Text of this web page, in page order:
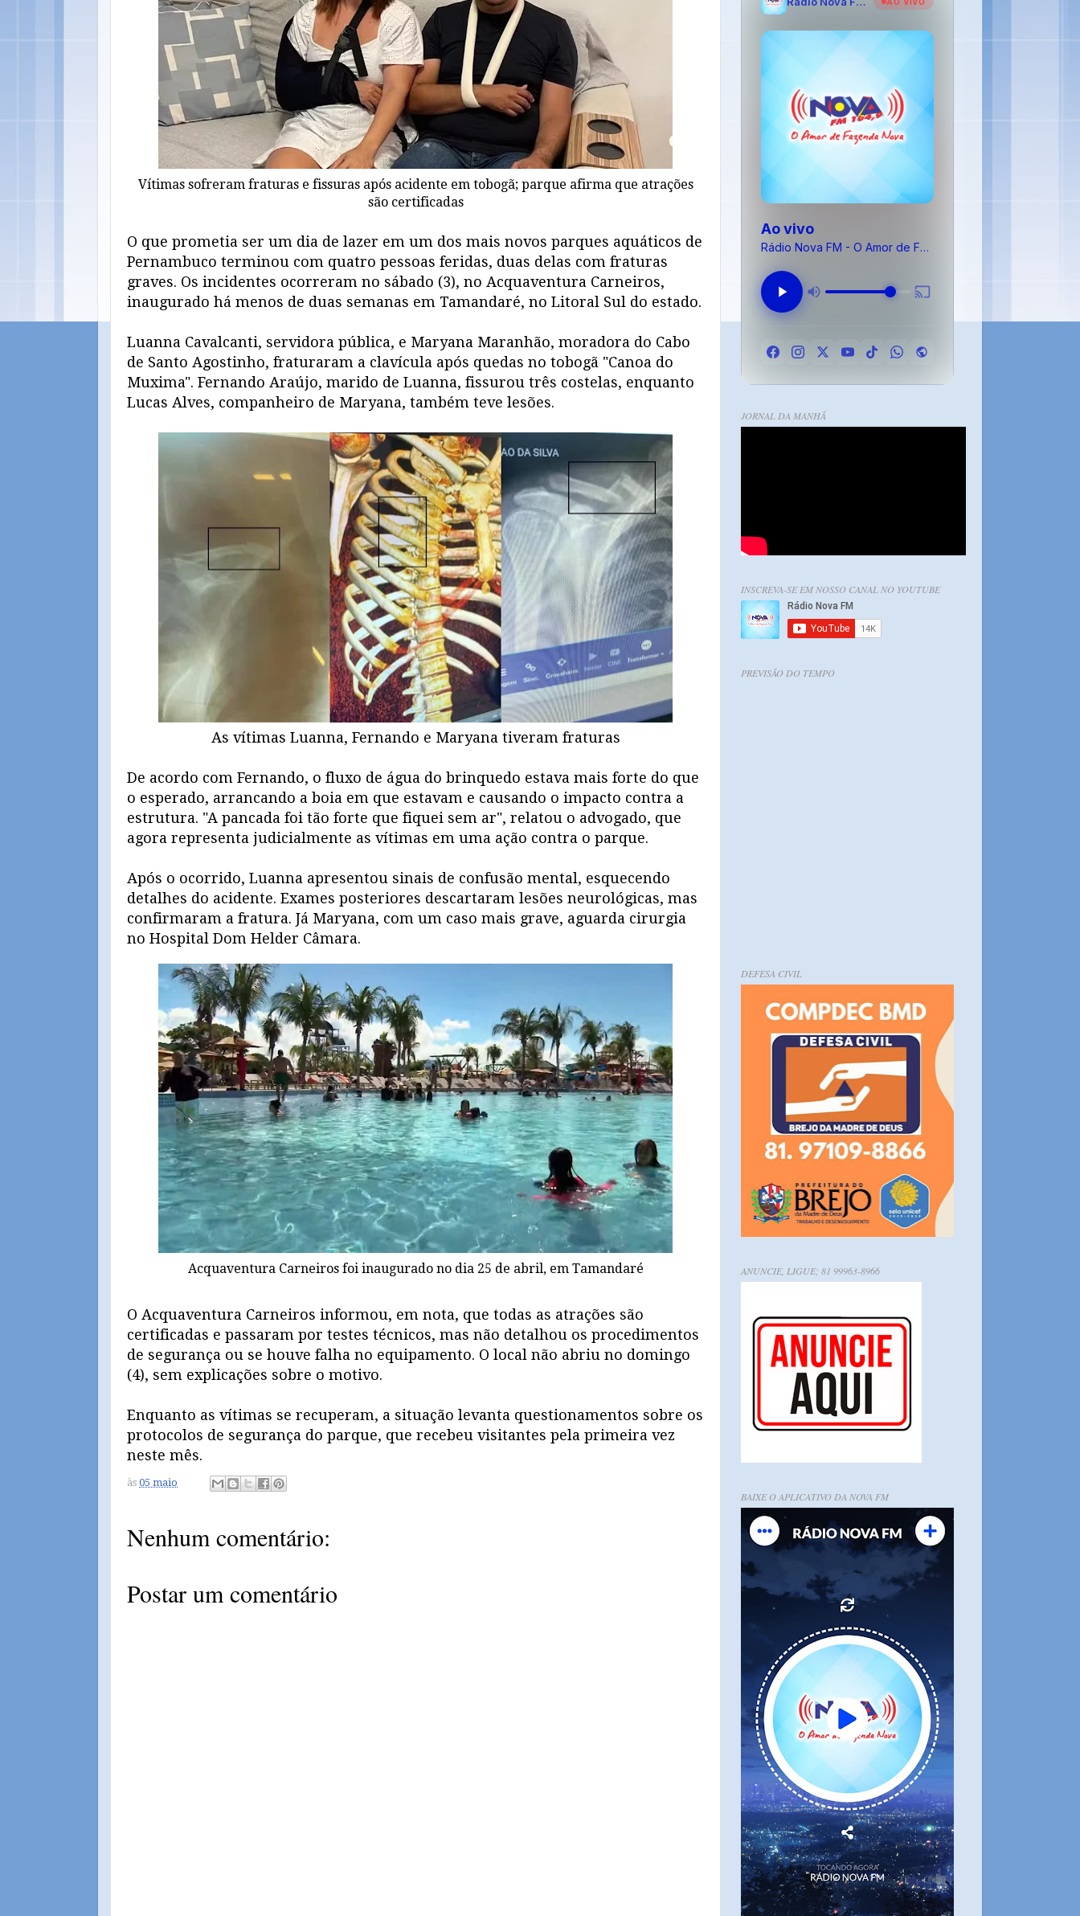
Vítimas sofreram fraturas e fissuras após acidente em tobogã; parque afirma que atrações
são certificadas
O que prometia ser um dia de lazer em um dos mais novos parques aquáticos de
Pernambuco terminou com quatro pessoas feridas, duas delas com fraturas
graves. Os incidentes ocorreram no sábado (3), no Acquaventura Carneiros,
inaugurado há menos de duas semanas em Tamandaré, no Litoral Sul do estado.
Luanna Cavalcanti, servidora pública, e Maryana Maranhão, moradora do Cabo
de Santo Agostinho, fraturaram a clavícula após quedas no tobogã "Canoa do
Muxima". Fernando Araújo, marido de Luanna, fissurou três costelas, enquanto
Lucas Alves, companheiro de Maryana, também teve lesões.
As vítimas Luanna, Fernando e Maryana tiveram fraturas
De acordo com Fernando, o fluxo de água do brinquedo estava mais forte do que
o esperado, arrancando a boia em que estavam e causando o impacto contra a
estrutura. "A pancada foi tão forte que fiquei sem ar", relatou o advogado, que
agora representa judicialmente as vítimas em uma ação contra o parque.
Após o ocorrido, Luanna apresentou sinais de confusão mental, esquecendo
detalhes do acidente. Exames posteriores descartaram lesões neurológicas, mas
confirmaram a fratura. Já Maryana, com um caso mais grave, aguarda cirurgia
no Hospital Dom Helder Câmara.
Acquaventura Carneiros foi inaugurado no dia 25 de abril, em Tamandaré
O Acquaventura Carneiros informou, em nota, que todas as atrações são
certificadas e passaram por testes técnicos, mas não detalhou os procedimentos
de segurança ou se houve falha no equipamento. O local não abriu no domingo
(4), sem explicações sobre o motivo.
Enquanto as vítimas se recuperam, a situação levanta questionamentos sobre os
protocolos de segurança do parque, que recebeu visitantes pela primeira vez
neste mês.
às 05 maio
Nenhum comentário:
Postar um comentário
Ao vivo
Rádio Nova FM - O Amor de Fazenda Nova
JORNAL DA MANHÃ
INSCREVA-SE EM NOSSO CANAL NO YOUTUBE
PREVISÃO DO TEMPO
DEFESA CIVIL
ANUNCIE, LIGUE; 81 99963-8966
BAIXE O APLICATIVO DA NOVA FM